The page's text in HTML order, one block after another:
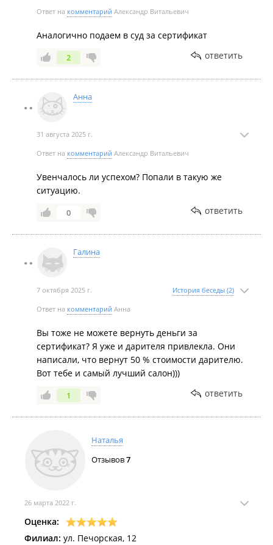
Ответ на комментарий Александр Витальевич
Аналогично подаем в суд за сертификат
2 ответить
Анна
31 августа 2025 г.
Ответ на комментарий Александр Витальевич
Увенчалось ли успехом? Попали в такую же
ситуацию.
0 ответить
Галина
7 октября 2025 г. История беседы (2)
Ответ на комментарий Анна
Вы тоже не можете вернуть деньги за
сертификат? Я уже и дарителя привлекла. Они
написали, что вернут 50 % стоимости дарителю.
Вот тебе и самый лучший салон)))
1 ответить
Наталья
Отзывов7
26 марта 2022 г.
Оценка:
Филиал: ул. Печорская, 12